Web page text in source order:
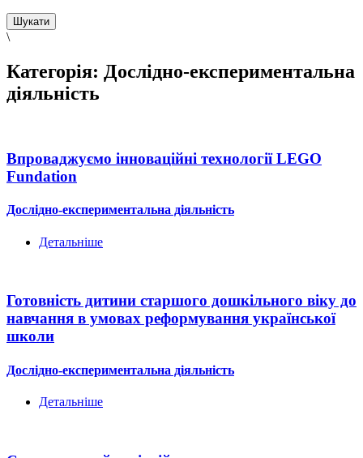
\
Категорія: Дослідно-експериментальна
діяльність
Впроваджуємо інноваційні технології LEGO
Fundation
Дослідно-експериментальна діяльність
Детальніше
Готовність дитини старшого дошкільного віку до
навчання в умовах реформування української
школи
Дослідно-експериментальна діяльність
Детальніше